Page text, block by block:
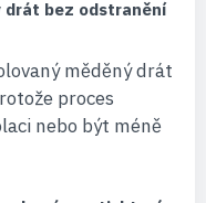
drát bez odstranění
měděný drát
proces
nebo být méně